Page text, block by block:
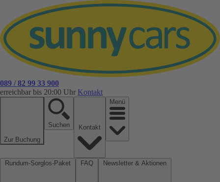
089 / 82 99 33 900
erreichbar bis 20:00 Uhr Kontakt
Zur Buchung
Suchen
Menü